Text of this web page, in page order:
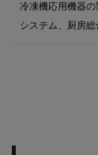
冷凍機応用機器
システム、厨房